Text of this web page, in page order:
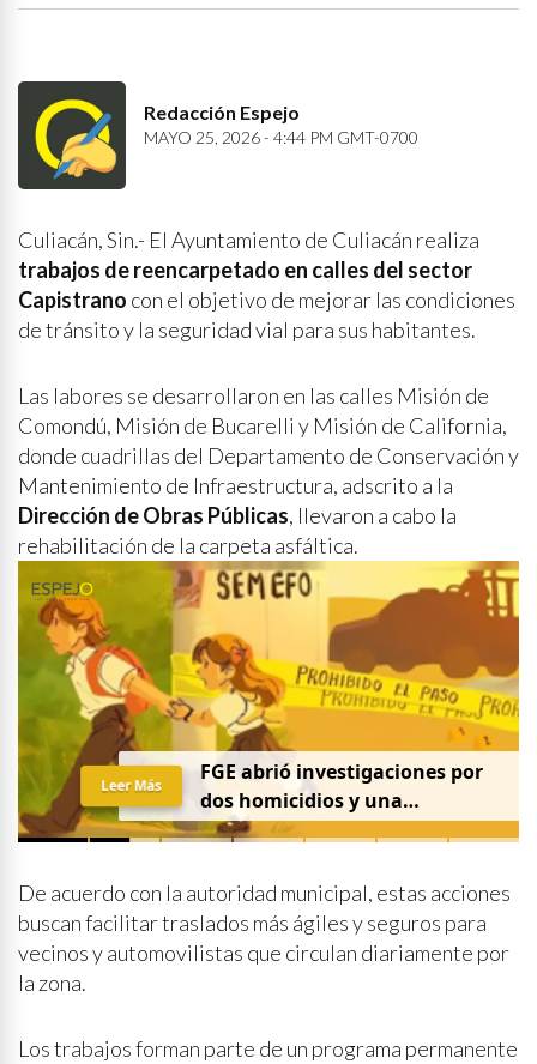
Redacción Espejo
MAYO 25, 2026 - 4:44 PM GMT-0700
Culiacán, Sin.- El Ayuntamiento de Culiacán realiza
trabajos dereencarpetado en calles del sector
Capistrano con el objetivo de mejorar las condiciones
de tránsito y la seguridad vial para sus habitantes.
Las labores se desarrollaron en las calles Misión de
Comondú, Misión de Bucarelli y Misión de California,
donde cuadrillas del Departamento de Conservación y
Mantenimiento de Infraestructura, adscrito a la
Dirección de Obras Públicas, llevaron a cabo la
rehabilitación de la carpeta asfáltica.
FGE abrió investigaciones por
dos homicidios y una
desaparición el 7 de agosto
Leer Más
De acuerdo con la autoridad municipal, estas acciones
buscan facilitar traslados más ágiles y seguros para
vecinos y automovilistas que circulan diariamente por
la zona.
Los trabajos forman parte de un programa permanente